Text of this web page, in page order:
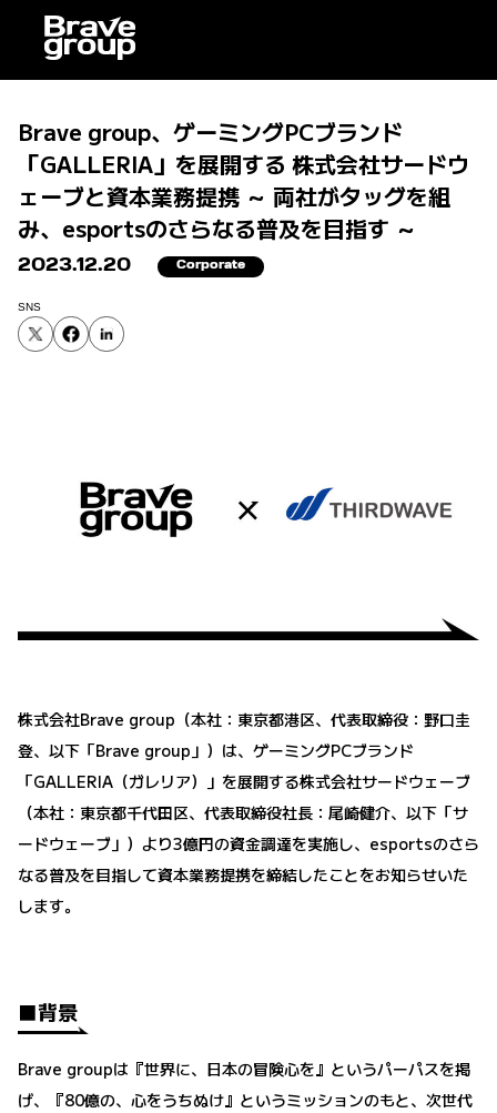
Brave group、ゲーミングPCブランド
「GALLERIA」を展開する 株式会社サードウ
ェーブと資本業務提携 ～ 両社がタッグを組
み、esportsのさらなる普及を目指す ～
2023.12.20 Corporate
SNS
株式会社Brave group（本社：東京都港区、代表取締役：野口圭
登、以下「Brave group」）は、ゲーミングPCブランド
「GALLERIA（ガレリア）」を展開する株式会社サードウェーブ
（本社：東京都千代田区、代表取締役社長：尾崎健介、以下「サ
ードウェーブ」）より3億円の資金調達を実施し、esportsのさら
なる普及を目指して資本業務提携を締結したことをお知らせいた
します。
■背景
Brave groupは『世界に、日本の冒険心を』というパーパスを掲
げ、『80億の、心をうちぬけ』というミッションのもと、次世代